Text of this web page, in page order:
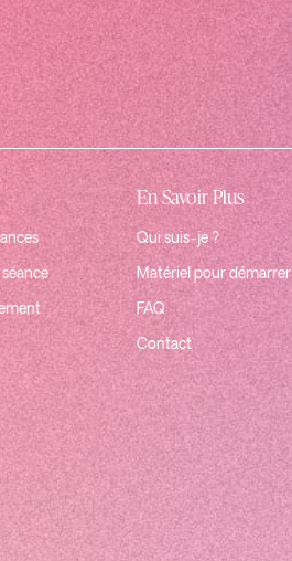
En Savoir Plus
Qui suis-je ?
Matériel pour démarrer
FAQ
Contact